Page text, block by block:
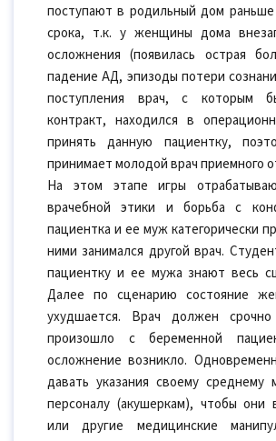
поступают в родильный дом раньше
срока, т.к. у женщины дома
осложнения (появилась острая
падение АД, эпизоды потери
поступления врач, с которым
контракт, находился в
принять данную пациентку,
принимает молодой врач приемного
На этом этапе игры
врачебной этики и борьба с
пациентка и ее муж категорически
ними занимался другой врач.
пациентку и ее мужа знают весь
Далее по сценарию состояние
ухудшается. Врач должен
произошло с беременной
осложнение возникло.
давать указания своему среднему
персоналу (акушеркам), чтобы они
или другие медицинские